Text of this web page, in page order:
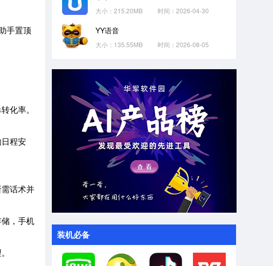
手置顶
化率。
程安
话术并
，手机
大小：215.20MB 时间：2026-04-30
YY语音
大小：135.55MB 时间：2026-08-05
装机必备